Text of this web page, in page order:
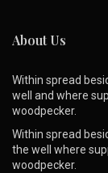
About Us
Within spread
well and where
woodpecker.
Within spread
the well where
woodpecker.